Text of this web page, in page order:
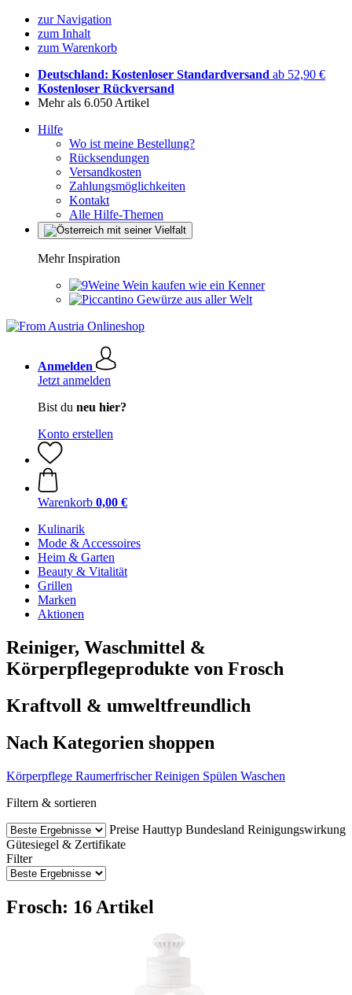
zur Navigation
zum Inhalt
zum Warenkorb
Deutschland: Kostenloser Standardversand ab 52,90 €
Kostenloser Rückversand
Mehr als 6.050 Artikel
Hilfe
Wo ist meine Bestellung?
Rücksendungen
Versandkosten
Zahlungsmöglichkeiten
Kontakt
Alle Hilfe-Themen
Mehr Inspiration
Wein kaufen wie ein Kenner
Gewürze aus aller Welt
Anmelden
Jetzt anmelden
Bist du neu hier?
Konto erstellen
Warenkorb 0,00 €
Kulinarik
Mode & Accessoires
Heim & Garten
Beauty & Vitalität
Grillen
Marken
Aktionen
Reiniger, Waschmittel &
Körperpflegeprodukte von Frosch
Kraftvoll & umweltfreundlich
Nach Kategorien shoppen
Körperpflege Raumerfrischer Reinigen Spülen Waschen
Filtern & sortieren
Preise Hauttyp Bundesland Reinigungswirkung
Gütesiegel & Zertifikate
Filter
Frosch: 16 Artikel